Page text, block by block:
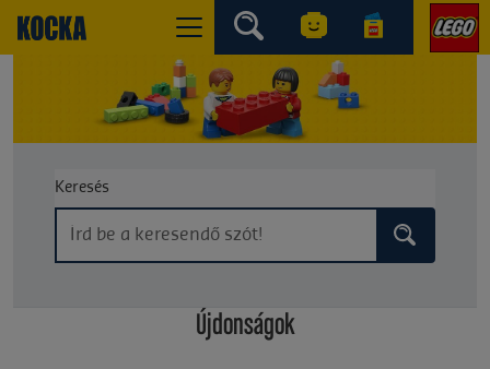
Keresés
Újdonságok